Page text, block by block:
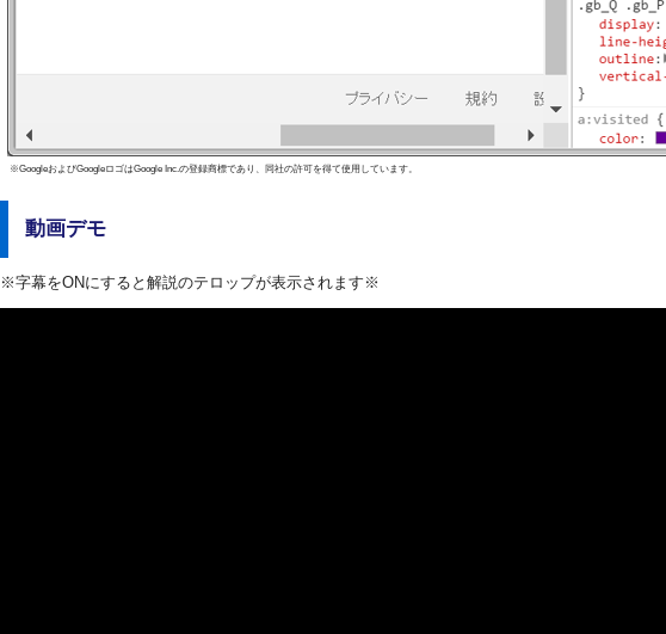
※GoogleおよびGoogleロゴはGoogle Inc.の登録商標であり、同社の許可を得て使用しています。
動画デモ
※字幕をONにすると解説のテロップが表示されます※